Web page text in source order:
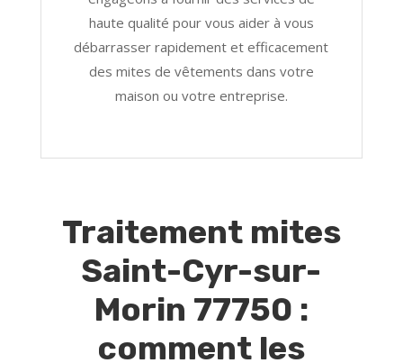
haute qualité pour vous aider à vous
débarrasser rapidement et efficacement
des mites de vêtements dans votre
maison ou votre entreprise.
Traitement mites
Saint-Cyr-sur-
Morin 77750 :
comment les